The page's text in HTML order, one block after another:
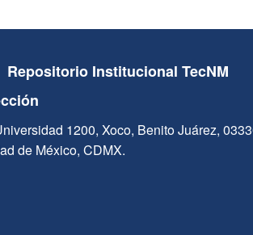
Repositorio Institucional TecNM
1200, Xoco, Benito Juárez,
de México, CDMX.